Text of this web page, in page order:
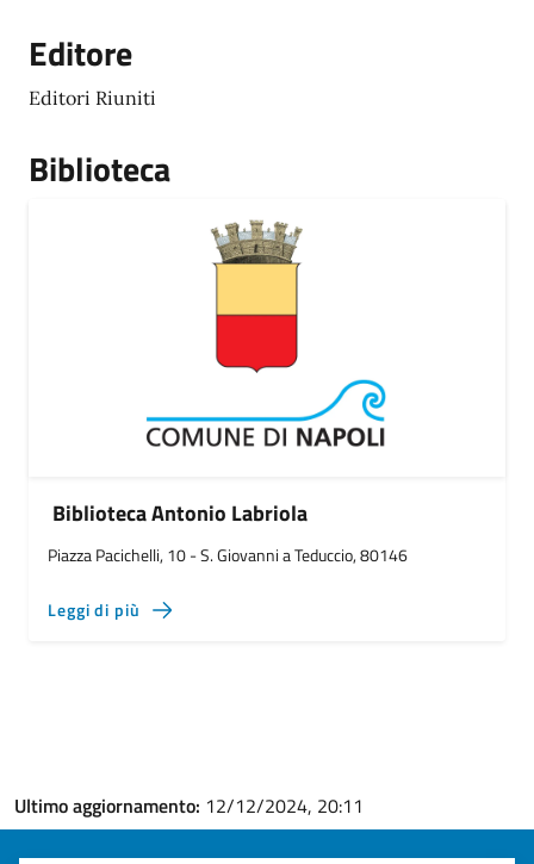
Editore
Editori Riuniti
Biblioteca
Biblioteca Antonio Labriola
Piazza Pacichelli, 10 - S. Giovanni a Teduccio, 80146
Leggi di più
Ultimo aggiornamento: 12/12/2024, 20:11